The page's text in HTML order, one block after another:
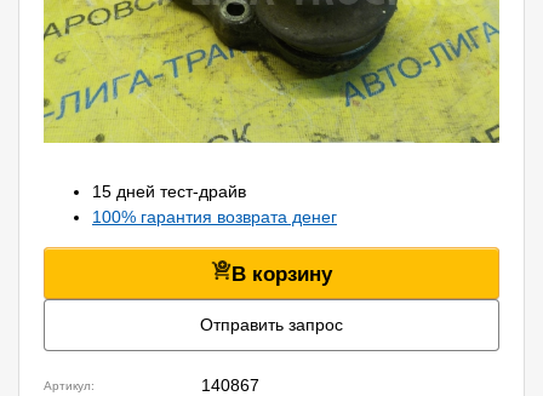
15 дней тест-драйв
100% гарантия возврата денег
В корзину
Отправить запрос
Артикул: 140867